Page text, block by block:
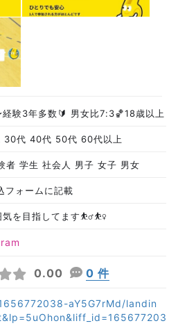
経験3年多数🔰 男女比7:3🏀18歳以上
30代 40代 50代 60代以上
者 学生 社会人 男子 女子 男女
フォームに記載
気を目指してます⛹️‍♂️⛹️‍♀️
0.00 0 件
aY5G7rMd/landin